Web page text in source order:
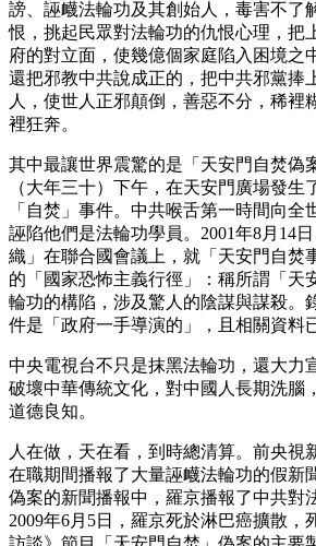
謗、誣衊法輪功及其創始人，毒害不了
恨，挑起民眾對法輪功的仇恨心理，把
府的對立面，使幾億個家庭陷入困境之
還把邪教中共說成正的，把中共邪黨捧
人，使世人正邪顛倒，善惡不分，稀裡
裡狂奔。
其中最讓世界震驚的是「天安門自焚偽
（大年三十）下午，在天安門廣場發生
「自焚」事件。中共喉舌第一時間向全
誣陷他們是法輪功學員。2001年8月14
織」在聯合國會議上，就「天安門自焚
的「國家恐怖主義行徑」：稱所謂「天
輪功的構陷，涉及驚人的陰謀與謀殺。
件是「政府一手導演的」，且相關資料
中央電視台不只是抹黑法輪功，還大力
破壞中華傳統文化，對中國人長期洗腦
道德良知。
人在做，天在看，到時總清算。前央視
在職期間播報了大量誣衊法輪功的假新
偽案的新聞播報中，羅京播報了中共對
2009年6月5日，羅京死於淋巴癌擴散，